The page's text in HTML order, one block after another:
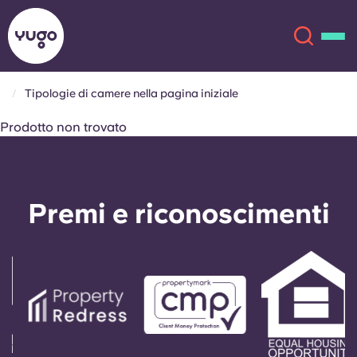
Chi siamo
Altro
Lingua
English (GB)
Chinese Español
Italian French
Tipologie di camere nella pagina iniziale
Prodotto non trovato
Premi e riconoscimenti